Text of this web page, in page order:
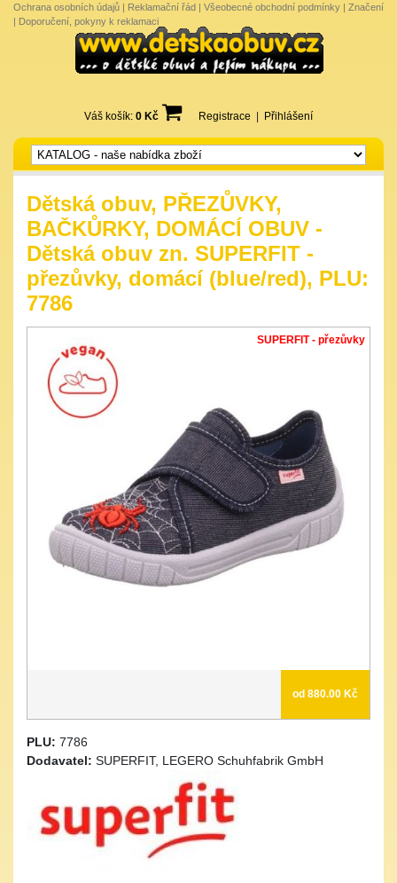
Ochrana osobních údajů | Reklamační řád | Všeobecné obchodní podmínky | Značení
| Doporučení, pokyny k reklamaci
Váš košík: 0 Kč Registrace Přihlášení
Dětská obuv, PŘEZŮVKY,
BAČKŮRKY, DOMÁCÍ OBUV -
Dětská obuv zn. SUPERFIT -
přezůvky, domácí (blue/red), PLU:
7786
SUPERFIT - přezůvky
od 880.00 Kč
PLU: 7786
Dodavatel: SUPERFIT, LEGERO Schuhfabrik GmbH